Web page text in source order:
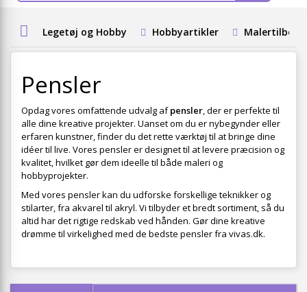
Legetøj og Hobby Hobbyartikler
Pensler
Opdag vores omfattende udvalg afpensler, der er perfekte til
alle dine kreative projekter. Uanset om du er nybegynder eller
erfaren kunstner, finder du det rette værktøj til at bringe dine
idéer til live. Vores pensler er designet til at levere præcision og
kvalitet, hvilket gør dem ideelle til både maleri og
hobbyprojekter.
Med vores pensler kan du udforske forskellige teknikker og
stilarter, fra akvarel til akryl. Vi tilbyder et bredt sortiment, så du
altid har det rigtige redskab ved hånden. Gør dine kreative
drømme til virkelighed med de bedste pensler fra vivas.dk.